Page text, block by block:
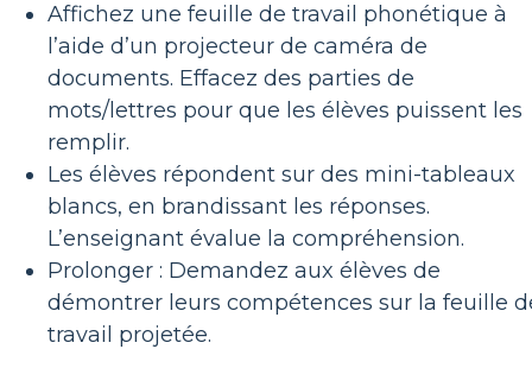
Affichez une feuille de travail phonétique à
l’aide d’un projecteur de caméra de
documents. Effacez des parties de
mots/lettres pour que les élèves puissent les
remplir.
Les élèves répondent sur des mini-tableaux
blancs, en brandissant les réponses.
L’enseignant évalue la compréhension.
Prolonger : Demandez aux élèves de
démontrer leurs compétences sur la feuille
travail projetée.